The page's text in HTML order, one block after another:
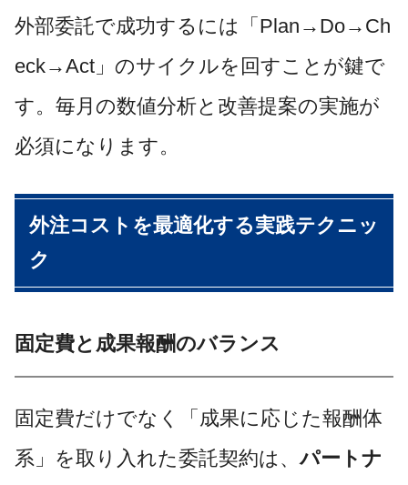
外部委託で成功するには「Plan→Do→Ch
eck→Act」のサイクルを回すことが鍵で
す。毎月の数値分析と改善提案の実施が
必須になります。
外注コストを最適化する実践テクニッ
ク
固定費と成果報酬のバランス
固定費だけでなく「成果に応じた報酬体
系」を取り入れた委託契約は、パートナ